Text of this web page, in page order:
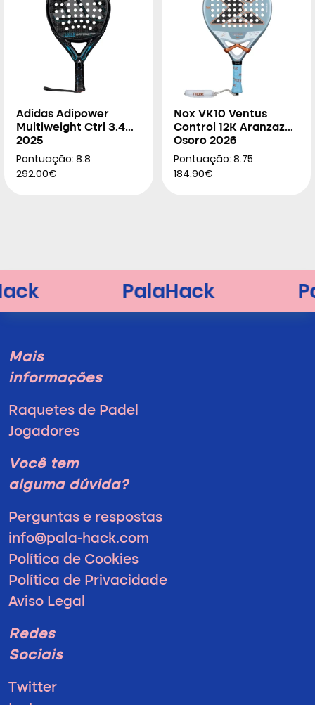
Adidas Adipower
Multiweight Ctrl 3.4
2025
Pontuação: 8.8
292.00€
Nox VK10 Ventus
Control 12K Aranzazu
Osoro 2026
Pontuação: 8.75
184.90€
Mais
informações
Raquetes de Padel
Jogadores
Você tem
alguma dúvida?
Perguntas e respostas
info@pala-hack.com
Política de Cookies
Política de Privacidade
Aviso Legal
Redes
Sociais
Twitter